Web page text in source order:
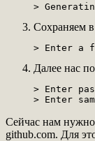
>
Сохраняем
> Enter a
Далее нас
> Enter
> Enter
Сейчас нам нужно
github.com. Для